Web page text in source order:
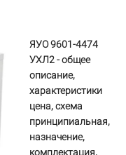
ЯУО 9601-4474
УХЛ2 - общее
описание,
характеристики
цена, схема
принципиальная,
назначение,
комплектация,